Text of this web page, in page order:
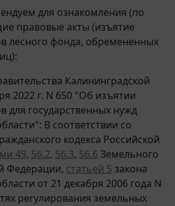
для ознакомления (по
правовые акты (изъятие
лесного фонда, обремененных
Калининградской
2022 г. N 650 "Об изъятии
для государственных нужд
В соответствии со
кодекса Российской
49, 56.2, 56.3, 56.6 Земельного
Федерации, статьей 5 закона
от 21 декабря 2006 года N
регулирования земельных